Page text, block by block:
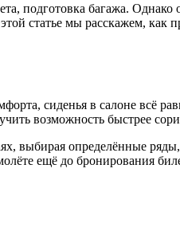
подготовка багажа.
статье мы расскажем, как
сиденья в салоне всё
возможность быстрее
выбирая определённые
ещё до бронирования